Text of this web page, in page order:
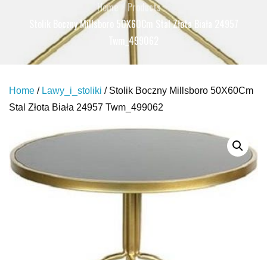
Home
Products
Stolik Boczny Millsboro 50X60Cm Stal Złota Biała 24957
Twm_499062
Home / Lawy_i_stoliki / Stolik Boczny Millsboro 50X60Cm
Stal Złota Biała 24957 Twm_499062